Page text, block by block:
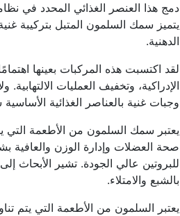
دمج هذا العنصر الغذائي المحدد في
الدهنية.
لقد اكتسبت هذه المركبات بعينها
الإدراكية، وتخفيف العمليات
وجبات غنية بالعناصر الغذائية
يعتبر سمك السلمون من الأطعمة التي
صحة العضلات وإدارة الوزن والعافية
للبروتين عالي الجودة. تشير الأبحاث
بالشبع والامتلاء.
يعتبر السلمون من الأطعمة التي يتم